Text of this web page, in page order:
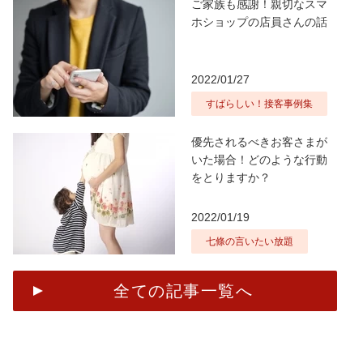
ご家族も感謝！親切なスマ
ホショップの店員さんの話
2022/01/27
すばらしい！接客事例集
優先されるべきお客さまが
いた場合！どのような行動
をとりますか？
2022/01/19
七條の言いたい放題
全ての記事一覧へ